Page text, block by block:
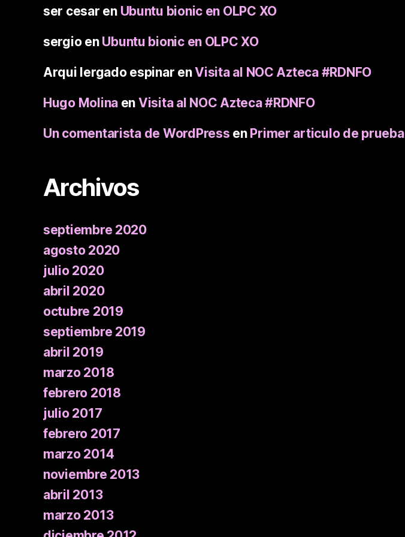
ser cesar en Ubuntu bionic en OLPC XO
sergioen Ubuntu bionic en OLPC XO
Arqui lergado espinar enVisita al NOC Azteca #RDNFO
Hugo Molina en Visita al NOC Azteca #RDNFO
Un comentarista de WordPress en Primer articulo de prueba
Archivos
septiembre 2020
agosto 2020
julio 2020
abril 2020
octubre 2019
septiembre 2019
abril 2019
marzo 2018
febrero 2018
julio 2017
febrero 2017
marzo 2014
noviembre 2013
abril 2013
marzo 2013